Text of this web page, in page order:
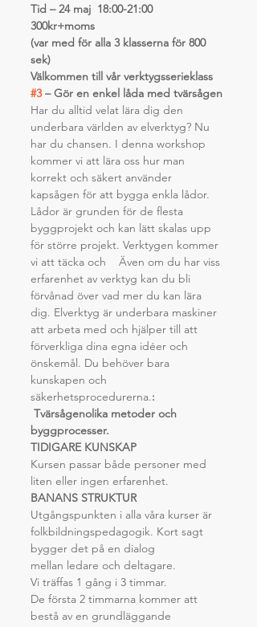
Tid – 24 maj  18:00-21:00
300kr+moms
(var med för alla 3 klasserna för 800
sek)
Välkommen till vår verktygsserieklass
#3 – Gör en enkel låda med tvärsågen
Har du alltid velat lära dig den
underbara världen av elverktyg? Nu
har du chansen. I denna workshop
kommer vi att lära oss hur man
korrekt och säkert använder
kapsågen för att bygga enkla lådor.
Lådor är grunden för de flesta
byggprojekt och kan lätt skalas upp
för större projekt. Verktygen kommer
vi att täcka och
Även om du har viss
erfarenhet av verktyg kan du bli
förvånad över vad mer du kan lära
dig. Elverktyg är underbara maskiner
att arbeta med och hjälper till att
förverkliga dina egna idéer och
önskemål. Du behöver bara
kunskapen och
säkerhetsprocedurerna.:
Tvärsågenolika metoder och
byggprocesser.
TIDIGARE KUNSKAP
Kursen passar både personer med
liten eller ingen erfarenhet.
BANANS STRUKTUR
Utgångspunkten i alla våra kurser är
folkbildningspedagogik. Kort sagt
bygger det på en dialog
mellan ledare och deltagare.
Vi träffas 1 gång i 3 timmar.
De första 2 timmarna kommer att
bestå av en grundläggande